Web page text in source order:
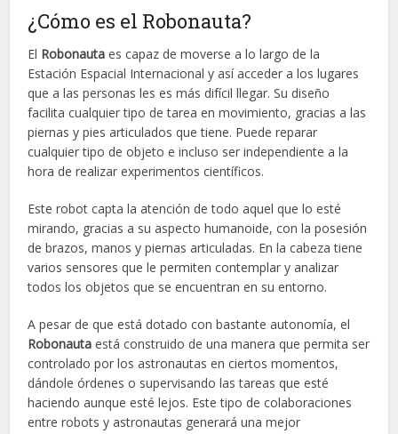
¿Cómo es el Robonauta?
El Robonauta es capaz de moverse a lo largo de la
Estación Espacial Internacional y así acceder a los lugares
que a las personas les es más difícil llegar. Su diseño
facilita cualquier tipo de tarea en movimiento, gracias a las
piernas y pies articulados que tiene. Puede reparar
cualquier tipo de objeto e incluso ser independiente a la
hora de realizar experimentos científicos.
Este robot capta la atención de todo aquel que lo esté
mirando, gracias a su aspecto humanoide, con la posesión
de brazos, manos y piernas articuladas. En la cabeza tiene
varios sensores que le permiten contemplar y analizar
todos los objetos que se encuentran en su entorno.
A pesar de que está dotado con bastante autonomía, el
Robonauta está construido de una manera que permita ser
controlado por los astronautas en ciertos momentos,
dándole órdenes o supervisando las tareas que esté
haciendo aunque esté lejos. Este tipo de colaboraciones
entre robots y astronautas generará una mejor